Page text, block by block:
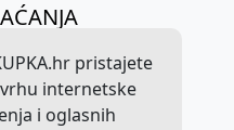
pristajete
internetske
i oglasnih